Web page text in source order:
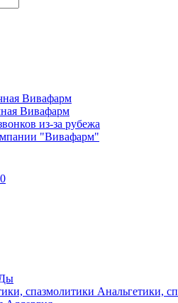
Вивафарм
Вивафарм
из-за рубежа
"Вивафарм"
0
Анальгетики,